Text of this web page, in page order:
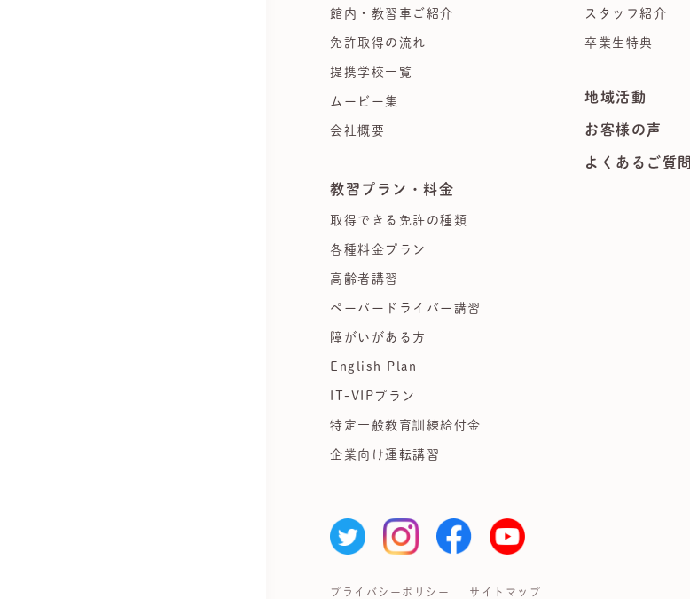
館内・教習車ご紹介
免許取得の流れ
提携学校一覧
ムービー集
会社概要
教習プラン・料金
取得できる免許の種類
各種料金プラン
高齢者講習
ペーパードライバー講習
障がいがある方
English Plan
IT-VIPプラン
特定一般教育訓練給付金
企業向け運転講習
スタッフ紹介
卒業生特典
地域活動
お客様の声
よくあるご質問
プライバシーポリシー サイトマップ